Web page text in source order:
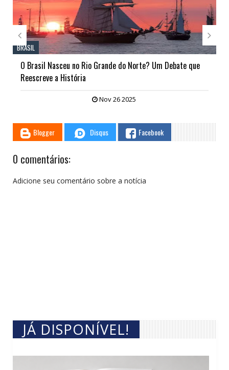
DESTINOS NACIONAIS & INTERNACIONAIS
Confira cinco motivos para visitar Campos do Jordão-SP
neste inverno
Jun 25 2025
 
Blogger Disqus Facebook
0 comentários:
Adicione seu comentário sobre a notícia
JÁ DISPONÍVEL!